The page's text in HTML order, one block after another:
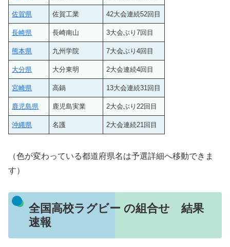
佐賀県 佐賀工業 42大会連続52回目
長崎県 長崎南山 3大会ぶり7回目
熊本県 九州学院 7大会ぶり4回目
大分県 大分東明 2大会連続4回目
宮崎県 高鍋 13大会連続31回目
鹿児島県 鹿児島実業 2大会ぶり22回目
沖縄県 名護 2大会連続21回目
（色が変わっている都道府県名は予選詳細へ移動できま
す）
全国高校ラグビー の組合せ 結果
速報